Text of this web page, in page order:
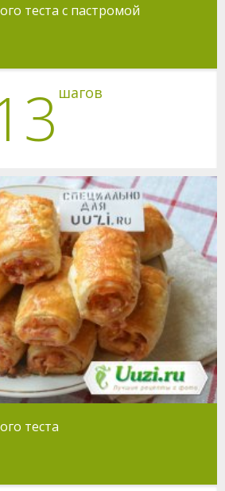
теста с пастромой
шагов
теста